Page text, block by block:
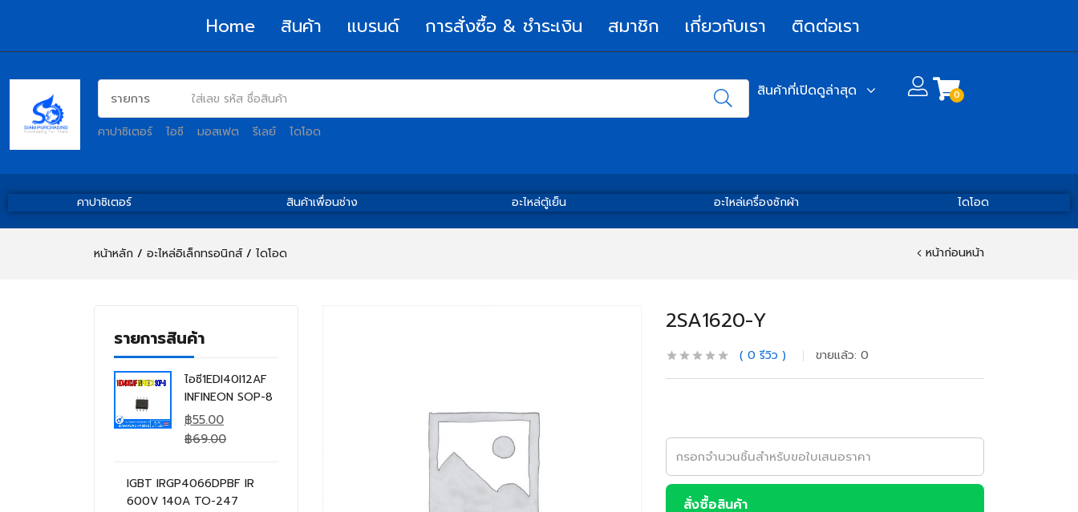
Home สินค้า แบรนด์ การสั่งซื้อ & ชำระเงิน สมาชิก เกี่ยวกับเรา ติดต่อเรา
คาปาซิเตอร์ ไอซี มอสเฟต รีเลย์ ไดโอด
สินค้าที่เปิดดูล่าสุด 0
คาปาซิเตอร์ สินค้าเพื่อนช่าง อะไหล่ตู้เย็น อะไหล่เครื่องซักผ้า ไดโอด
หน้าหลัก อะไหล่อิเล็กทรอนิกส์ ไดโอด หน้าก่อนหน้า
รายการสินค้า
ไอซี1EDI40I12AF
INFINEON SOP-8
฿55.00
฿69.00
IGBT IRGP4066DPBF IR
600V 140A TO-247
2SA1620-Y
0 รีวิว ขายแล้ว: 0
สั่งซื้อสินค้า